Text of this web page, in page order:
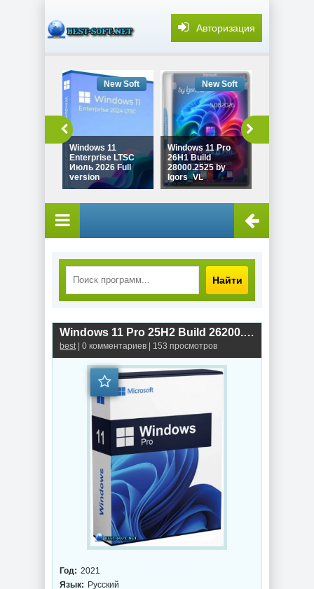
Авторизация
Windows 11
Enterprise LTSC
Июль 2026 Full
version
New Soft
Windows 11 Pro
26H1 Build
28000.2525 by
Igors_VL
New Soft
Найти
Windows 11 Pro 25H2 Build 26200.8457 Optima
best| 0 комментариев | 153 просмотров
Год: 2021
Язык: Русский